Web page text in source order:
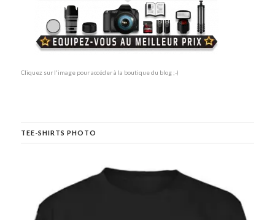
Cliquez sur l'image pour accéder à la boutique du blog ;-)
TEE-SHIRTS PHOTO